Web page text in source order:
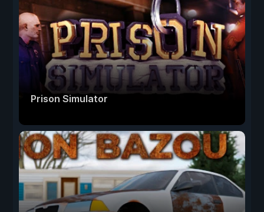
Prison Simulator